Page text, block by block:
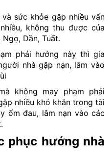
sức khỏe gặp nhiều vấn
không thu được của
Dần, Tuất.
phải hướng này thì gia
nhà gặp nạn, lâm vào
không may phạm phải
nhiều khó khăn trong tài
ốm đau, lâm nạn vào các
phục hướng nhà